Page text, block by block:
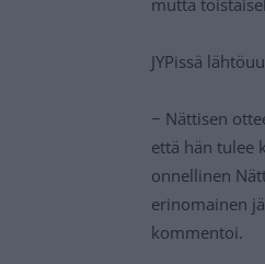
JYPissä
− Nättisen
että hän tulee
onnellinen
erinomainen
kommentoi.